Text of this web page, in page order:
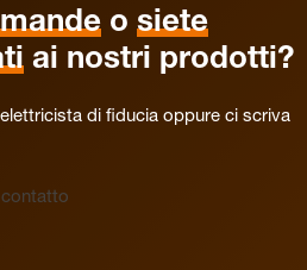
o siete
ai nostri prodotti?
di fiducia oppure ci scriva